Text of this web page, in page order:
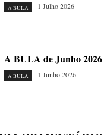
A BULA 1 Julho 2026
A BULA de Junho 2026
A BULA 1 Junho 2026